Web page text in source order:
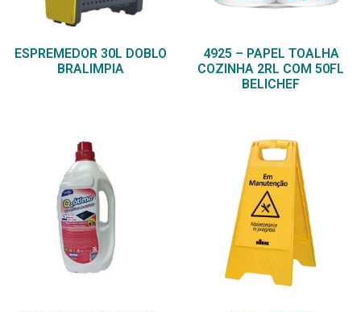
ESPREMEDOR 30L DOBLO
BRALIMPIA
4925 – PAPEL TOALHA
COZINHA 2RL COM 50FL
BELICHEF